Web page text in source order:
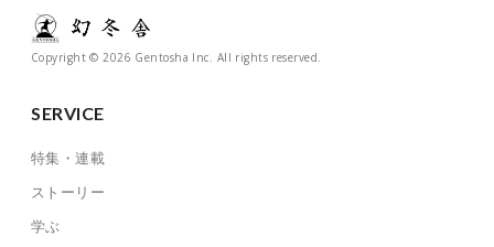
Copyright © 2026 Gentosha Inc. All rights reserved.
SERVICE
特集・連載
ストーリー
学ぶ